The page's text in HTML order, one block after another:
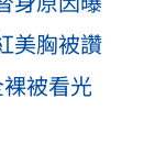
美胸被讚
被看光